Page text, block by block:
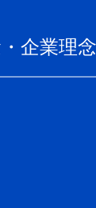
企業理念